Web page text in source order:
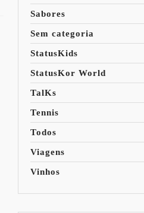
Sabores
Sem categoria
StatusKids
StatusKor World
TalKs
Tennis
Todos
Viagens
Vinhos